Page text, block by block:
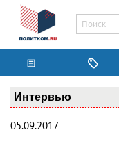
Интервью
05.09.2017